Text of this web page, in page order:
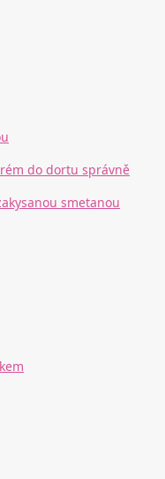
do dortu správně
smetanou